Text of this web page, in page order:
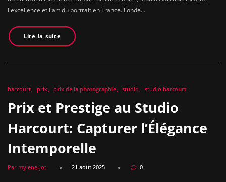
l'excellence et l'art du portrait en France. Fondé…
Lire la suite
harcourt prix prix de la photographie studio studio harcourt
Prix et Prestige au Studio
Harcourt: Capturer l’Élégance
Intemporelle
Par mylene-jot 21 août 2025 0